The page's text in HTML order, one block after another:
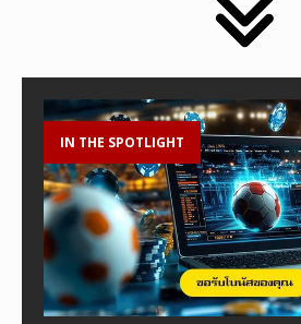
IN THE SPOTLIGHT